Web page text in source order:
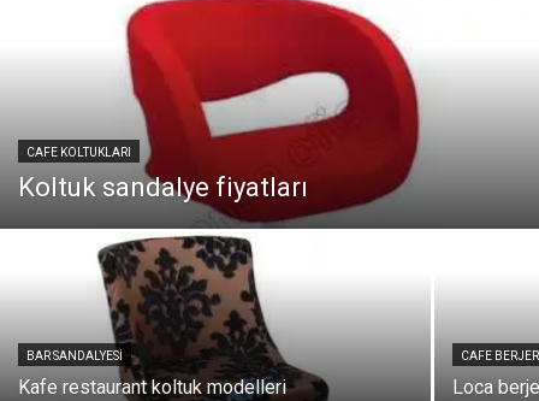
CAFE KOLTUKLARI
Koltuk sandalye fiyatları
BAR SANDALYESI
Kafe restaurant koltuk modelleri
CAFE
Loca